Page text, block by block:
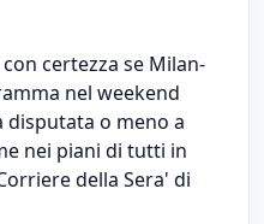
certezza se Milan-
nel weekend
disputata o meno a
nei piani di tutti in
della Sera' di